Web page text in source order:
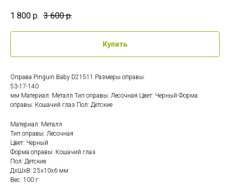
1 800 р. 3 600 р.
Купить
Оправа Pinguin Baby D21511 Размеры оправы:
53-17-140
мм Материал: Металл Тип оправы: Лесочная Цвет: Черный Форма
оправы: Кошачий глаз Пол: Детские
Материал: Металл
Тип оправы: Лесочная
Цвет: Черный
Форма оправы: Кошачий глаз
Пол: Детские
ДxШxВ: 25x10x6 мм
Вес: 100 г